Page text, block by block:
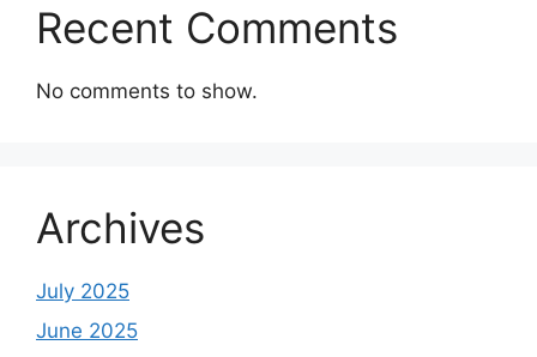
Recent Comments
No comments to show.
Archives
July 2025
June 2025